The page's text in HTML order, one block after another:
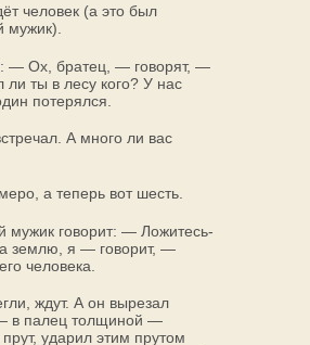
человек (а это был
мужик).
— Ох, братец, — говорят, —
ли ты в лесу кого? У нас
потерялся.
А много ли вас
а теперь вот шесть.
мужик говорит: — Ложитесь-
землю, я — говорит, —
человека.
ждут. А он вырезал
в палец толщиной —
ударил этим прутом